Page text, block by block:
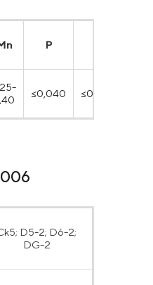
P
≤0,040 ≤0,050
D5-2; D6-2;
DG-2